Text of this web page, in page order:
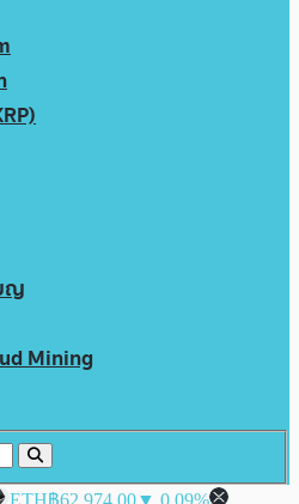
ญ
Mining
ETH฿62,974.00▼ 0.09%